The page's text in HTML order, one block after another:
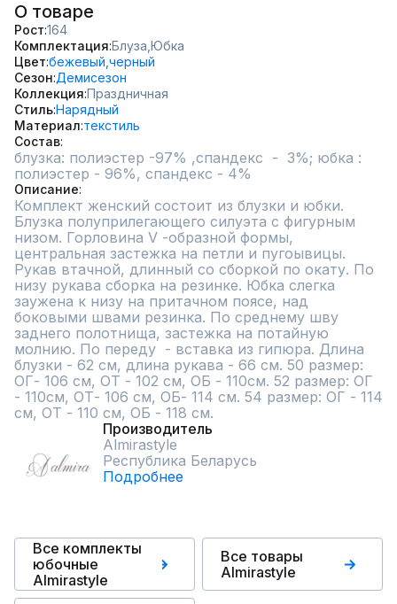
О товаре
Рост 164
Комплектация Блуза, Юбка
Цвет бежевый, черный
Сезон Демисезон
Коллекция Праздничная
СтильНарядный
Материал текстиль
Состав
блузка: полиэстер -97% ,спандекс  -  3%; юбка :
полиэстер - 96%, спандекс - 4%
Описание
Комплект женский состоит из блузки и юбки.
Блузка полуприлегающего силуэта с фигурным
низом. Горловина V -образной формы,
центральная застежка на петли и пугоывицы.
Рукав втачной, длинный со сборкой по окату. По
низу рукава сборка на резинке. Юбка слегка
заужена к низу на притачном поясе, над
боковыми швами резинка. По среднему шву
заднего полотнища, застежка на потайную
молнию. По переду  - вставка из гипюра. Длина
блузки - 62 см, длина рукава - 66 см. 50 размер:
ОГ- 106 см, ОТ - 102 см, ОБ - 110см. 52 размер: ОГ
- 110см, ОТ- 106 см, ОБ- 114 см. 54 размер: ОГ - 114
см, ОТ - 110 см, ОБ - 118 см.
Производитель
Almirastyle
Республика Беларусь
Подробнее
Все комплекты
юбочные
Almirastyle
Все товары
Almirastyle